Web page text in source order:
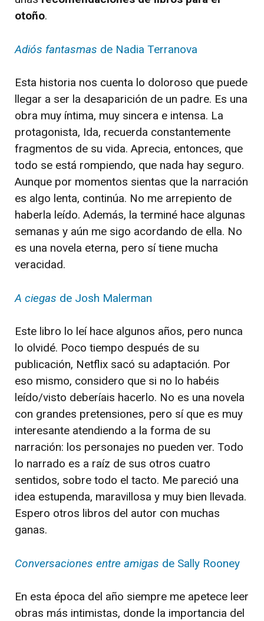
otoño.
Adiós fantasmas de Nadia Terranova
Esta historia nos cuenta lo doloroso que puede
llegar a ser la desaparición de un padre. Es una
obra muy íntima, muy sincera e intensa. La
protagonista, Ida, recuerda constantemente
fragmentos de su vida. Aprecia, entonces, que
todo se está rompiendo, que nada hay seguro.
Aunque por momentos sientas que la narración
es algo lenta, continúa. No me arrepiento de
haberla leído. Además, la terminé hace algunas
semanas y aún me sigo acordando de ella. No
es una novela eterna, pero sí tiene mucha
veracidad.
A ciegas de Josh Malerman
Este libro lo leí hace algunos años, pero nunca
lo olvidé. Poco tiempo después de su
publicación, Netflix sacó su adaptación. Por
eso mismo, considero que si no lo habéis
leído/visto deberíais hacerlo. No es una novela
con grandes pretensiones, pero sí que es muy
interesante atendiendo a la forma de su
narración: los personajes no pueden ver. Todo
lo narrado es a raíz de sus otros cuatro
sentidos, sobre todo el tacto. Me pareció una
idea estupenda, maravillosa y muy bien llevada.
Espero otros libros del autor con muchas
ganas.
Conversaciones entre amigas de Sally Rooney
En esta época del año siempre me apetece leer
obras más intimistas, donde la importancia del